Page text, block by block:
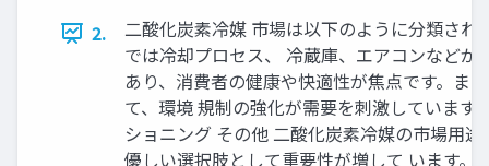
2.
二酸化炭素冷媒 市場は以下のように分類さ
では冷却プロセス、 冷蔵庫、エアコンなど
あり、消費者の健康や快適性が焦点です。ま
て、環境 規制の強化が需要を刺激していま
ショニング その他 二酸化炭素冷媒の市場用
優しい選択肢として重要性が増して います